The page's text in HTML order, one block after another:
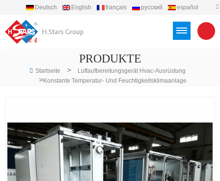
Deutsch English français русский
español
PRODUKTE
Startseite > Luftaufbereitungsgerät Hvac-Ausrüstung
>Konstante Temperatur- Und Feuchtigkeitsklimaanlage